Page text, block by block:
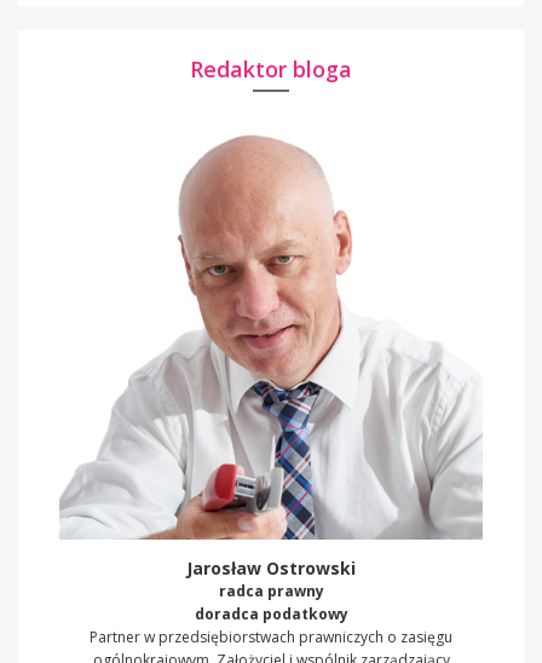
Redaktor bloga
Jarosław Ostrowski
radca prawny
doradca podatkowy
Partner w przedsiębiorstwach prawniczych o zasięgu